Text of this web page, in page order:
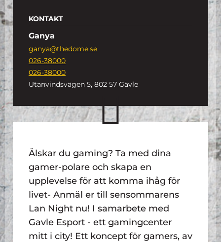
KONTAKT
Ganya
ganya@thedome.se
026-38000
026-38000
Utanvindsvägen 5, 802 57 Gävle
Älskar du gaming? Ta med dina
gamer-polare och skapa en
upplevelse för att komma ihåg för
livet- Anmäl er till sensommarens
Lan Night nu! I samarbete med
Gavle Esport - ett gamingcenter
mitt i city! Ett koncept för gamers, av